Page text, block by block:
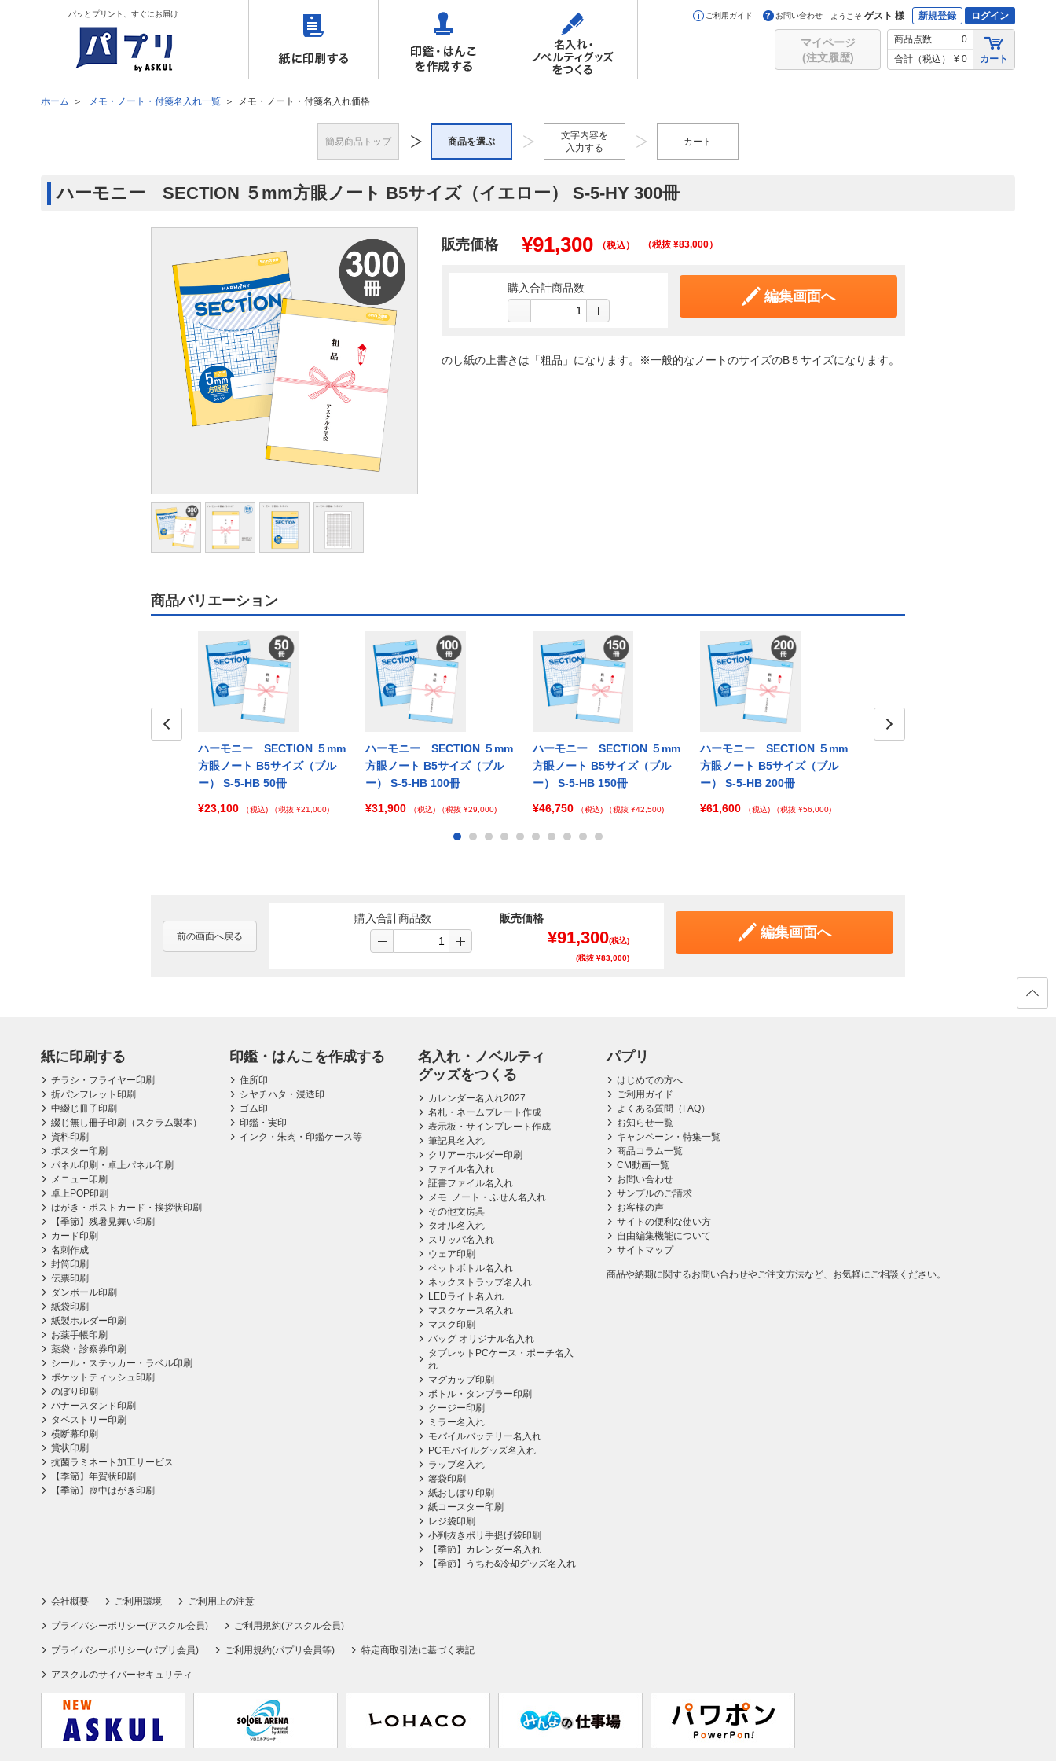
パッとプリント、すぐにお届け ご利用ガイド お問い合わせ ようこそ ゲスト 様 新規登録 ログイン
マイページ
(注文履歴)
商品点数
0
合計（税込）
¥ 0 カート
ホーム メモ・ノート・付箋名入れ一覧 メモ・ノート・付箋名入れ価格
簡易商品トップ 商品を選ぶ
文字内容を
入力する
カート
ハーモニー SECTION ５mm方眼ノート B5サイズ（イエロー） S-5-HY 300冊
販売価格 ¥91,300 （税込） （税抜 ¥83,000）
購入合計商品数
編集画面へ
のし紙の上書きは「粗品」になります。※一般的なノートのサイズのB５サイズになります。
商品バリエーション
ハーモニー SECTION ５mm
方眼ノート B5サイズ（ブル
ー） S-5-HB 50冊
¥23,100
（税込) （税抜 ¥21,000)
ハーモニー SECTION ５mm
方眼ノート B5サイズ（ブル
ー） S-5-HB 100冊
¥31,900
（税込) （税抜 ¥29,000)
ハーモニー SECTION ５mm
方眼ノート B5サイズ（ブル
ー） S-5-HB 150冊
¥46,750
（税込) （税抜 ¥42,500)
ハーモニー SECTION ５mm
方眼ノート B5サイズ（ブル
ー） S-5-HB 200冊
¥61,600
（税込) （税抜 ¥56,000)
前の画面へ戻る
購入合計商品数 販売価格
¥91,300(税込)
(税抜 ¥83,000)
編集画面へ
紙に印刷する
チラシ・フライヤー印刷
折パンフレット印刷
中綴じ冊子印刷
綴じ無し冊子印刷（スクラム製本）
資料印刷
ポスター印刷
パネル印刷・卓上パネル印刷
メニュー印刷
卓上POP印刷
はがき・ポストカード・挨拶状印刷
【季節】残暑見舞い印刷
カード印刷
名刺作成
封筒印刷
伝票印刷
ダンボール印刷
紙袋印刷
紙製ホルダー印刷
お薬手帳印刷
薬袋・診察券印刷
シール・ステッカー・ラベル印刷
ポケットティッシュ印刷
のぼり印刷
バナースタンド印刷
タペストリー印刷
横断幕印刷
賞状印刷
抗菌ラミネート加工サービス
【季節】年賀状印刷
【季節】喪中はがき印刷
印鑑・はんこを作成する
住所印
シヤチハタ・浸透印
ゴム印
印鑑・実印
インク・朱肉・印鑑ケース等
名入れ・ノベルティ
グッズをつくる
カレンダー名入れ2027
名札・ネームプレート作成
表示板・サインプレート作成
筆記具名入れ
クリアーホルダー印刷
ファイル名入れ
証書ファイル名入れ
メモ･ノート・ふせん名入れ
その他文房具
タオル名入れ
スリッパ名入れ
ウェア印刷
ペットボトル名入れ
ネックストラップ名入れ
LEDライト名入れ
マスクケース名入れ
マスク印刷
バッグ オリジナル名入れ
タブレットPCケース・ポーチ名入
れ
マグカップ印刷
ボトル・タンブラー印刷
クージー印刷
ミラー名入れ
モバイルバッテリー名入れ
PCモバイルグッズ名入れ
ラップ名入れ
箸袋印刷
紙おしぼり印刷
紙コースター印刷
レジ袋印刷
小判抜きポリ手提げ袋印刷
【季節】カレンダー名入れ
【季節】うちわ&冷却グッズ名入れ
パプリ
はじめての方へ
ご利用ガイド
よくある質問（FAQ）
お知らせ一覧
キャンペーン・特集一覧
商品コラム一覧
CM動画一覧
お問い合わせ
サンプルのご請求
お客様の声
サイトの便利な使い方
自由編集機能について
サイトマップ
商品や納期に関するお問い合わせやご注文方法など、お気軽にご相談ください。
会社概要 ご利用環境 ご利用上の注意
プライバシーポリシー(アスクル会員) ご利用規約(アスクル会員)
プライバシーポリシー(パプリ会員) ご利用規約(パプリ会員等) 特定商取引法に基づく表記
アスクルのサイバーセキュリティ